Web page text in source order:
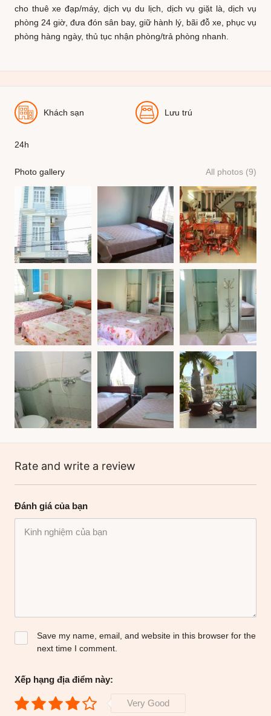
cho thuê xe đạp/máy, dịch vụ du lịch, dịch vụ giặt là, dịch vụ
phòng 24 giờ, đưa đón sân bay, giữ hành lý, bãi đỗ xe, phục vụ
phòng hàng ngày, thủ tục nhận phòng/trả phòng nhanh.
Khách sạn Lưu trú
24h
Photo gallery All photos (9)
Rate and write a review
Đánh giá của bạn
Save my name, email, and website in this browser for the
next time I comment.
Xếp hạng địa điểm này:
Very Good